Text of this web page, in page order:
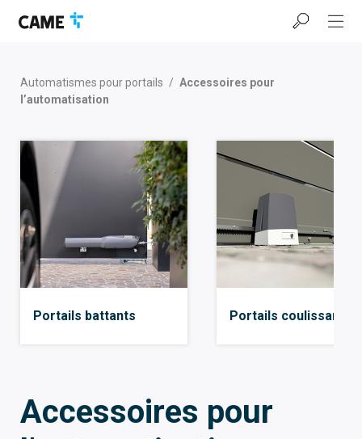
navigation
page
Automatismes pour portails / Accessoires pour
l’automatisation
Portails battants Portails coulissants
Accessoires pour